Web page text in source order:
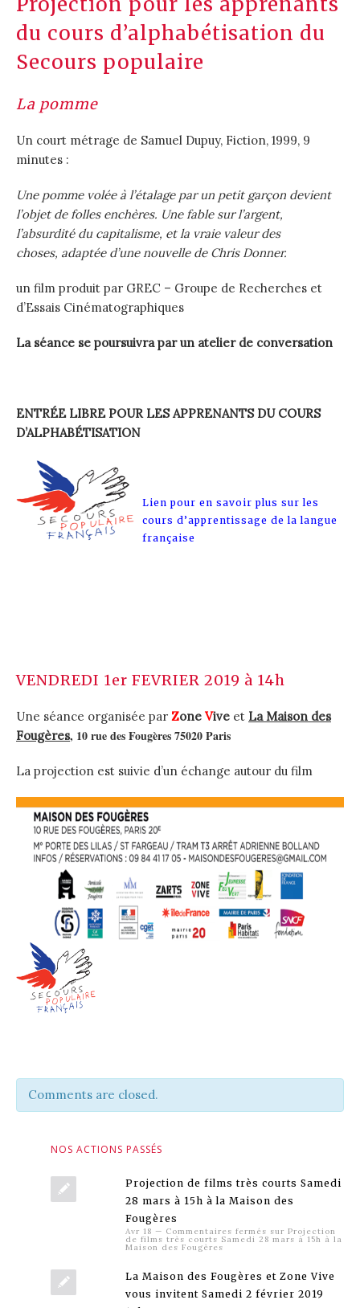
du cours d’alphabétisation du
Secours populaire
La pomme
Un court métrage de Samuel Dupuy, Fiction, 1999, 9
minutes :
Une pomme volée à l’étalage par un petit garçon devient
l’objet de folles enchères. Une fable sur l’argent,
l’absurdité du capitalisme, et la vraie valeur des
choses, adaptée d’une nouvelle de Chris Donner.
un film produit par GREC – Groupe de Recherches et
d’Essais Cinématographiques
La séance se poursuivra par un atelier de conversation
ENTRÉE LIBRE POUR LES APPRENANTS DU COURS
D’ALPHABÉTISATION
Lien pour en savoir plus sur les
cours d’apprentissage de la langue
française
VENDREDI 1er FEVRIER 2019 à 14h
Une séance organisée par Zone Vive et La Maison des
Fougères, 10 rue des Fougères 75020 Paris
La projection est suivie d’un échange autour du film
Comments are closed.
NOS ACTIONS PASSÉS
Projection de films très courts Samedi
28 mars à 15h à la Maison des
Fougères
Avr 18 — Commentaires fermés sur Projection
de films très courts Samedi 28 mars à 15h à la
Maison des Fougères
La Maison des Fougères et Zone Vive
vous invitent Samedi 2 février 2019